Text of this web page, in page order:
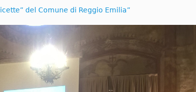
del Comune di Reggio Emilia”